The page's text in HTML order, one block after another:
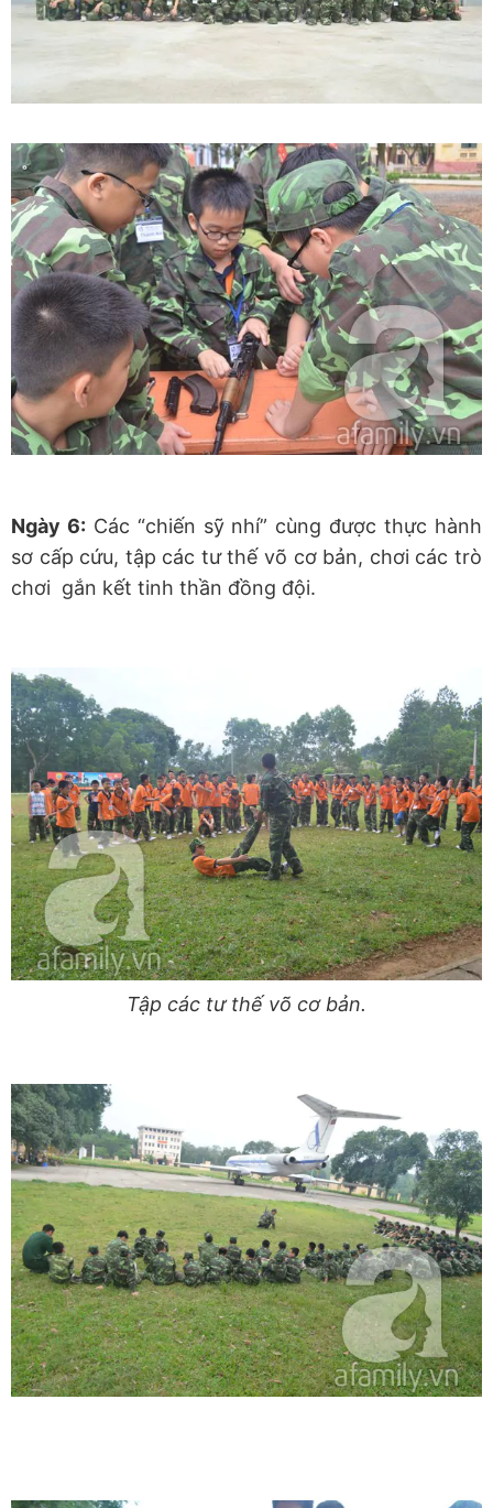
Ngày 6: Các “chiến sỹ nhí” cùng được thực hành
sơ cấp cứu, tập các tư thế võ cơ bản, chơi các trò
chơi gắn kết tinh thần đồng đội.
Tập các tư thế võ cơ bản.